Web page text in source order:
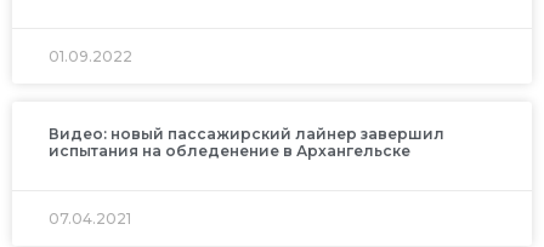
01.09.2022
Видео: новый пассажирский лайнер завершил
испытания на обледенение в Архангельске
07.04.2021